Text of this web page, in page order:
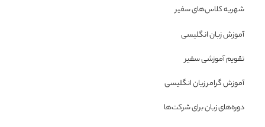
شهریه کلاس‌های سفیر
آموزش زبان انگلیسی
تقویم آموزشی سفیر
آموزش گرامر زبان انگلیسی
دوره‌های زبان برای شرکت‌ها